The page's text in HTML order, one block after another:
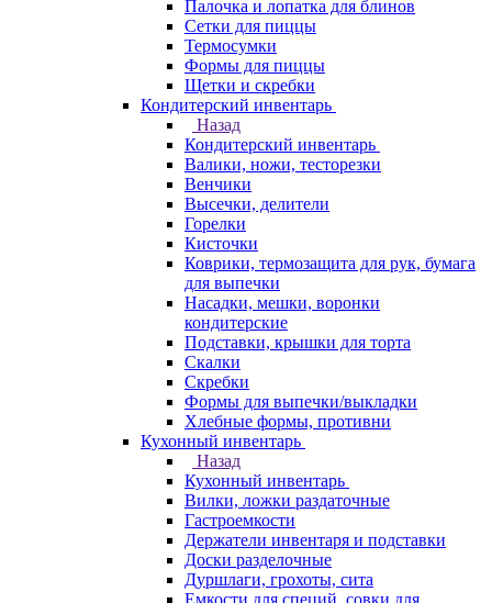
Палочка и лопатка для блинов
Сетки для пиццы
Термосумки
Формы для пиццы
Щетки и скребки
Кондитерский инвентарь
Назад
Кондитерский инвентарь
Валики, ножи, тесторезки
Венчики
Высечки, делители
Горелки
Кисточки
Коврики, термозащита для рук, бумага
для выпечки
Насадки, мешки, воронки
кондитерские
Подставки, крышки для торта
Скалки
Скребки
Формы для выпечки/выкладки
Хлебные формы, противни
Кухонный инвентарь
Назад
Кухонный инвентарь
Вилки, ложки раздаточные
Гастроемкости
Держатели инвентаря и подставки
Доски разделочные
Дуршлаги, грохоты, сита
Емкости для специй, совки для